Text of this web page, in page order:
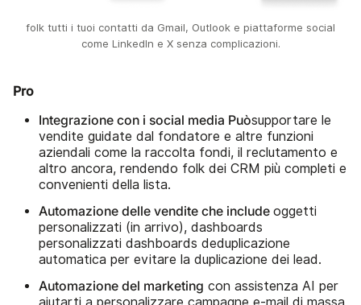
folk tutti i tuoi contatti da Gmail, Outlook e piattaforme social
come LinkedIn e X senza complicazioni.
Pro
Integrazione con i social media Puòsupportare le
vendite guidate dal fondatore e altre funzioni
aziendali come la raccolta fondi, il reclutamento e
altro ancora, rendendo folk dei CRM più completi e
convenienti della lista.
Automazione delle vendite che include oggetti
personalizzati (in arrivo), dashboards
personalizzati dashboards deduplicazione
automatica per evitare la duplicazione dei lead.
Automazione del marketing con assistenza AI per